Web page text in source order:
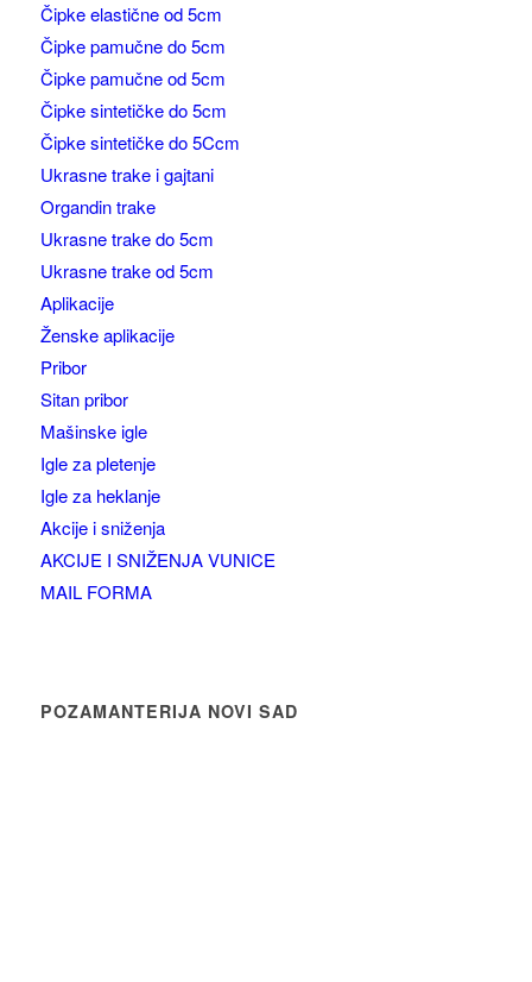
Čipke elastične od 5cm
Čipke pamučne do 5cm
Čipke pamučne od 5cm
Čipke sintetičke do 5cm
Čipke sintetičke do 5Ccm
Ukrasne trake i gajtani
Organdin trake
Ukrasne trake do 5cm
Ukrasne trake od 5cm
Aplikacije
Ženske aplikacije
Pribor
Sitan pribor
Mašinske igle
Igle za pletenje
Igle za heklanje
Akcije i sniženja
AKCIJE I SNIŽENJA VUNICE
MAIL FORMA
POZAMANTERIJA NOVI SAD